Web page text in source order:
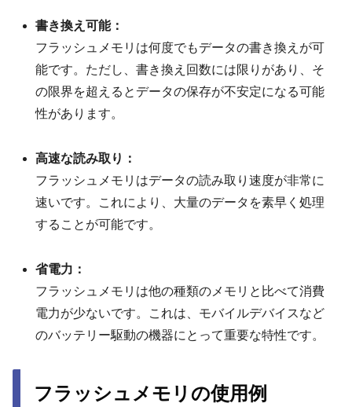
書き換え可能：
フラッシュメモリは何度でもデータの書き換えが可
能です。ただし、書き換え回数には限りがあり、そ
の限界を超えるとデータの保存が不安定になる可能
性があります。
高速な読み取り：
フラッシュメモリはデータの読み取り速度が非常に
速いです。これにより、大量のデータを素早く処理
することが可能です。
省電力：
フラッシュメモリは他の種類のメモリと比べて消費
電力が少ないです。これは、モバイルデバイスなど
のバッテリー駆動の機器にとって重要な特性です。
フラッシュメモリの使用例